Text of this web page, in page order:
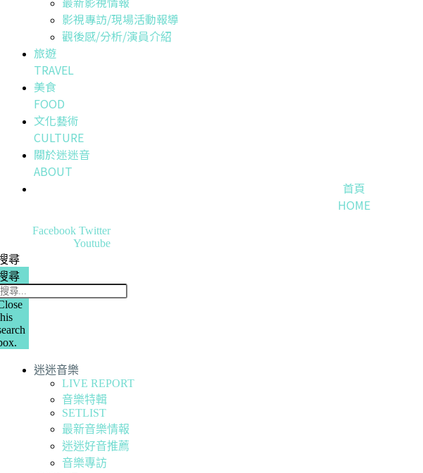
影視專訪/現場活動報導
觀後感/分析/演員介紹
旅遊
TRAVEL
美食
FOOD
文化藝術
CULTURE
關於迷迷音
ABOUT
首頁
HOME
Facebook Twitter
Youtube
尋
尋
迷迷音樂
LIVE REPORT
音樂特輯
SETLIST
最新音樂情報
迷迷好音推薦
音樂專訪